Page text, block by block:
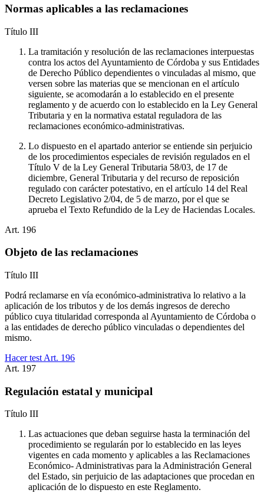
Normas aplicables a las reclamaciones
Título III
La tramitación y resolución de las reclamaciones interpuestas
contra los actos del Ayuntamiento de Córdoba y sus Entidades
de Derecho Público dependientes o vinculadas al mismo, que
versen sobre las materias que se mencionan en el artículo
siguiente, se acomodarán a lo establecido en el presente
reglamento y de acuerdo con lo establecido en la Ley General
Tributaria y en la normativa estatal reguladora de las
reclamaciones económico-administrativas.
Lo dispuesto en el apartado anterior se entiende sin perjuicio
de los procedimientos especiales de revisión regulados en el
Título V de la Ley General Tributaria 58/03, de 17 de
diciembre, General Tributaria y del recurso de reposición
regulado con carácter potestativo, en el artículo 14 del Real
Decreto Legislativo 2/04, de 5 de marzo, por el que se
aprueba el Texto Refundido de la Ley de Haciendas Locales.
Art. 196
Objeto de las reclamaciones
Título III
Podrá reclamarse en vía económico-administrativa lo relativo a la
aplicación de los tributos y de los demás ingresos de derecho
público cuya titularidad corresponda al Ayuntamiento de Córdoba o
a las entidades de derecho público vinculadas o dependientes del
mismo.
Hacer test Art. 196
Art. 197
Regulación estatal y municipal
Título III
Las actuaciones que deban seguirse hasta la terminación del
procedimiento se regularán por lo establecido en las leyes
vigentes en cada momento y aplicables a las Reclamaciones
Económico- Administrativas para la Administración General
del Estado, sin perjuicio de las adaptaciones que procedan en
aplicación de lo dispuesto en este Reglamento.